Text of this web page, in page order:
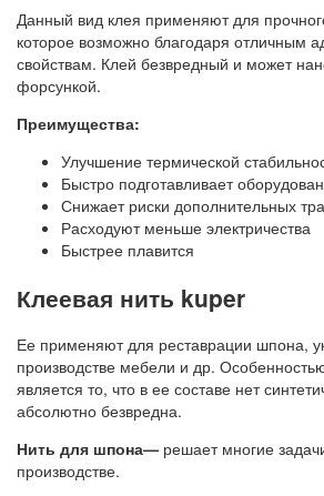
Данный вид клея применяют для
которое возможно благодаря отличным
свойствам. Клей безвредный и может
форсункой.
Преимущества:
Улучшение термической
Быстро подготавливает
Снижает риски дополнительных
Расходуют меньше электричества
Быстрее плавится
Клеевая нить kuper
Ее применяют для реставрации шпона,
производстве мебели и др.
является то, что в ее составе нет
абсолютно безвредна.
Нить для шпона— решает многие
производстве.